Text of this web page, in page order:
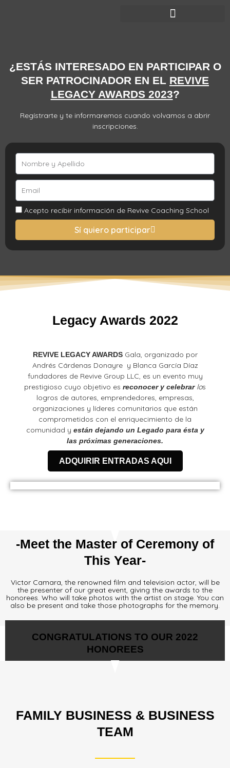
¿ESTÁS INTERESADO EN PARTICIPAR O
SER PATROCINADOR EN EL REVIVE
LEGACY AWARDS 2023?
Regístrarte y te informaremos cuando volvamos a abrir
inscripciones.
Name
Email
Aceptance
Acepto recibir información de Revive Coaching School
Sí quiero participar
Legacy Awards 2022
REVIVE LEGACY AWARDSGala, organizado por
Andrés Cárdenas Donayre y Blanca García Díaz
fundadores de Revive Group LLC, es un evento muy
prestigioso cuyo objetivo es reconocer y celebrarlos
logros de autores, emprendedores, empresas,
organizaciones y líderes comunitarios que están
comprometidos con el enriquecimiento de la
comunidad y están dejando un Legado para ésta y
las próximas generaciones.
ADQUIRIR ENTRADAS AQUI
-Meet the Master of Ceremony of
This Year-
Victor Camara, the renowned film and television actor, will be
the presenter of our great event, giving the awards to the
honorees. Who will take photos with the artist on stage. You can
also be present and take those photographs for the memory.
CONGRATULATIONS TO OUR 2022
HONOREES
FAMILY BUSINESS & BUSINESS
TEAM